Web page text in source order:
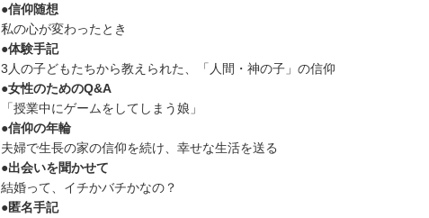
●信仰随想
私の心が変わったとき
●体験手記
3人の子どもたちから教えられた、「人間・神の子」の信仰
●女性のためのQ&A
「授業中にゲームをしてしまう娘」
●信仰の年輪
夫婦で生長の家の信仰を続け、幸せな生活を送る
●出会いを聞かせて
結婚って、イチかバチかなの？
●匿名手記